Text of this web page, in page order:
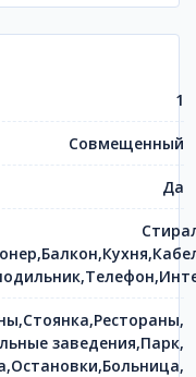
1
Совмещенный
Да
заведения,Парк,